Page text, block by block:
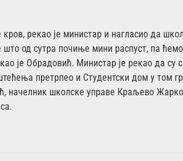
рекао је министар и нагласио да
од сутра почиње мини распуст, па
је Обрадовић. Министар је рекао да
претрпео и Студентски дом у том
начелник школске управе Краљево